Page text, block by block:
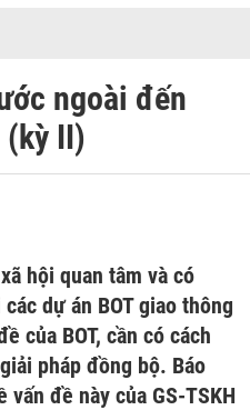
ngoài đến
II)
hội quan tâm và có
dự án BOT giao thông
của BOT, cần có cách
pháp đồng bộ. Báo
đề này của GS-TSKH